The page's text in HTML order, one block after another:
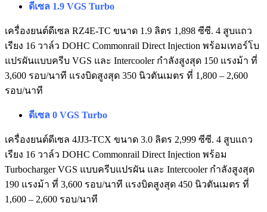
ดีเซล 1.9 VGS Turbo
เครื่องยนต์ดีเซล RZ4E-TC ขนาด 1.9 ลิตร 1,898 ซีซี. 4 สูบแถว
เรียง 16 วาล์ว DOHC Commonrail Direct Injection พร้อมเทอร์โบ
แปรผันแบบครีบ VGS และ Intercooler กำลังสูงสุด 150 แรงม้า ที่
3,600 รอบ/นาที แรงบิดสูงสุด 350 นิวตันเมตร ที่ 1,800 – 2,600
รอบ/นาที
ดีเซล 0 VGS Turbo
เครื่องยนต์ดีเซล 4JJ3-TCX ขนาด 3.0 ลิตร 2,999 ซีซี. 4 สูบแถว
เรียง 16 วาล์ว DOHC Commonrail Direct Injection พร้อม
Turbocharger VGS แบบครีบแปรผัน และ Intercooler กำลังสูงสุด
190 แรงม้า ที่ 3,600 รอบ/นาที แรงบิดสูงสุด 450 นิวตันเมตร ที่
1,600 – 2,600 รอบ/นาที